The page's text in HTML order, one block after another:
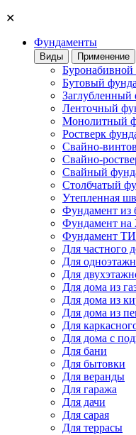
✕
Фундаменты
Виды Применение
Бутовый
Заглубленный
Ленточный
Монолитный
Ростверк
Свайно-
Свайно-
Свайный
Столбчатый
Утепленная
Фундамент из
Фундамент на
Фундамент
Для частного
Для
Для
Для дома из
Для дома из
Для дома из
Для
Для дома с
Для бани
Для бытовки
Для веранды
Для гаража
Для дачи
Для сарая
Для террасы